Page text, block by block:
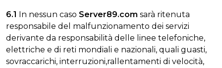
6.1 In nessun caso Server89.com sarà ritenuta
responsabile del malfunzionamento dei servizi
derivante da responsabilità delle linee telefoniche,
elettriche e di reti mondiali e nazionali, quali guasti,
sovraccarichi, interruzioni,rallentamenti di velocità,